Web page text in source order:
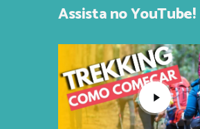
Assista no YouTube!